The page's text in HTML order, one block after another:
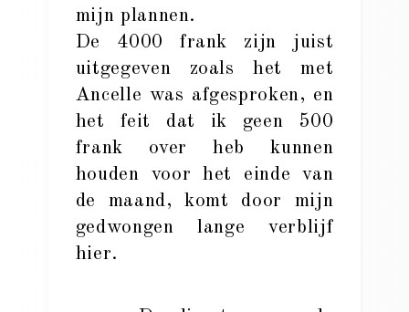
mijn plannen.
De 4000 frank zijn juist
uitgegeven zoals het met
Ancelle was afgesproken, en
het feit dat ik geen 500
frank over heb kunnen
houden voor het einde van
de maand, komt door mijn
gedwongen lange verblijf
hier.